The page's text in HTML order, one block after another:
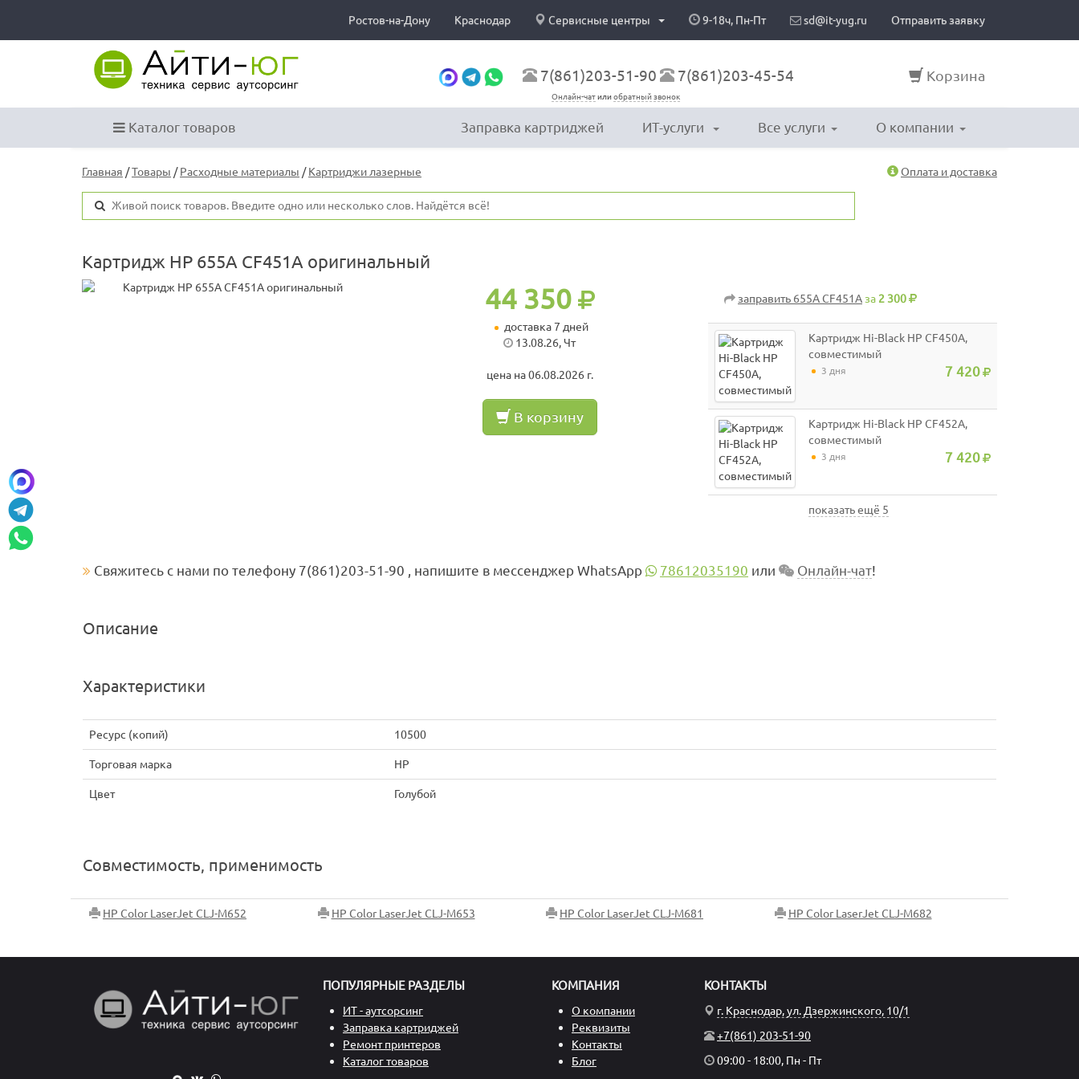
Ростов-на-Дону Краснодар Сервисные центры 9-18ч, Пн-Пт sd@it-yug.ru Отправить заявку
7(861)203-51-90 7(861)203-45-54
Онлайн-чатилиобратный звонок
Корзина
Каталог товаров Заправка картриджей ИТ-услуги Все услуги О компании
Главная /Товары /Расходные материалы /Картриджи лазерные Оплата и доставка
Картридж HP 655A CF451A оригинальный
44 350
доставка 7 дней
13.08.26, Чт
цена на 06.08.2026 г.
В корзину
заправить 655A CF451A за 2 300
Картридж Hi-Black HP CF450A,
совместимый
3 дня 7 420
Картридж Hi-Black HP CF452A,
совместимый
3 дня 7 420
показать ещё 5
Свяжитесь с нами по телефону 7(861)203-51-90 , напишите в мессенджер WhatsApp 78612035190 или Онлайн-чат!
Описание
Характеристики
Ресурс (копий) 10500
Торговая марка HP
Цвет Голубой
Совместимость, применимость
HP Color LaserJet CLJ-M652 HP Color LaserJet CLJ-M653 HP Color LaserJet CLJ-M681 HP Color LaserJet CLJ-M682
ПОПУЛЯРНЫЕ РАЗДЕЛЫ
ИТ - аутсорсинг
Заправка картриджей
Ремонт принтеров
Каталог товаров
КОМПАНИЯ
О компании
Реквизиты
Контакты
Блог
КОНТАКТЫ
г. Краснодар, ул. Дзержинского, 10/1
+7(861) 203-51-90
09:00 - 18:00, Пн - Пт